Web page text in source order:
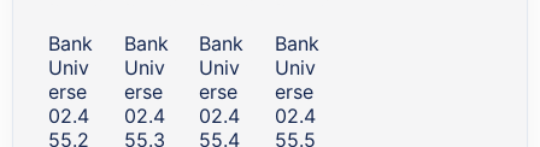
Bank
Univ
erse
02.4
55.2
Bank
Univ
erse
02.4
55.3
Bank
Univ
erse
02.4
55.4
Bank
Univ
erse
02.4
55.5